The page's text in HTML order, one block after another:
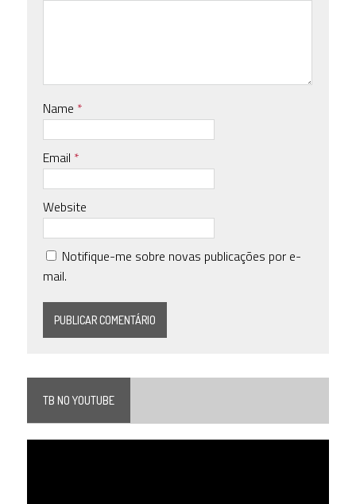
Name *
Email *
Website
Notifique-me sobre novas publicações por e-
mail.
TB NO YOUTUBE